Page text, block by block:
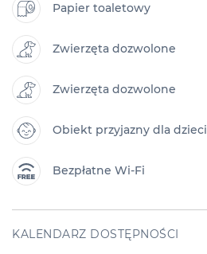
Papier toaletowy
Zwierzęta dozwolone
Zwierzęta dozwolone
Obiekt przyjazny dla dzieci
Bezpłatne Wi-Fi
KALENDARZ DOSTĘPNOŚCI